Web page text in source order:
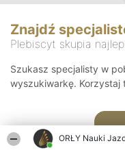
ORŁY Nauki
Znajdź
Plebiscyt skupia
Szukasz specjalisty w
wyszukiwarkę. Korzystaj